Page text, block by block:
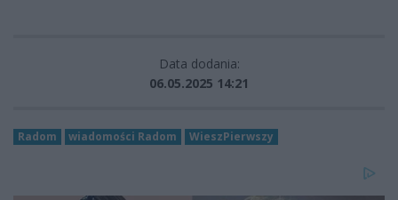
Data dodania:
06.05.2025 14:21
Radom wiadomości Radom WieszPierwszy